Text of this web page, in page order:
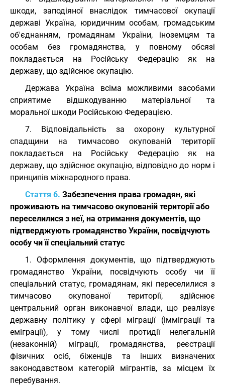
шкоди, заподіяної внаслідок тимчасової окупації
державі Україна, юридичним особам, громадським
об'єднанням, громадянам України, іноземцям та
особам без громадянства, у повному обсязі
покладається на Російську Федерацію як на
державу, що здійснює окупацію.
Держава Україна всіма можливими засобами
сприятиме відшкодуванню матеріальної та
моральної шкоди Російською Федерацією.
7. Відповідальність за охорону культурної
спадщини на тимчасово окупованій території
покладається на Російську Федерацію як на
державу, що здійснює окупацію, відповідно до норм і
принципів міжнародного права.
Стаття 6. Забезпечення права громадян, які
проживають на тимчасово окупованій території або
переселилися з неї, на отримання документів, що
підтверджують громадянство України, посвідчують
особу чи її спеціальний статус
1. Оформлення документів, що підтверджують
громадянство України, посвідчують особу чи її
спеціальний статус, громадянам, які переселилися з
тимчасово окупованої території, здійснює
центральний орган виконавчої влади, що реалізує
державну політику у сфері міграції (імміграції та
еміграції), у тому числі протидії нелегальній
(незаконній) міграції, громадянства, реєстрації
фізичних осіб, біженців та інших визначених
законодавством категорій мігрантів, за місцем їх
перебування.